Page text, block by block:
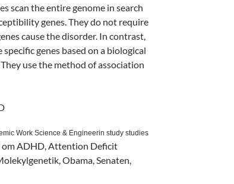
scan the entire genome in search
genes. They do not require
cause the disorder. In contrast,
genes based on a biological
use the method of association
Work Science & Engineerin study studies
om ADHD, Attention Deficit
Obama, Senaten,